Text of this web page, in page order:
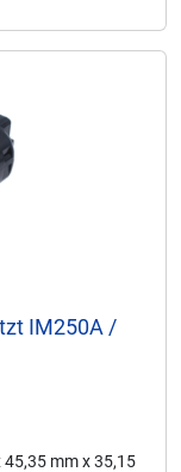
IM250A /
45,35 mm x 35,15